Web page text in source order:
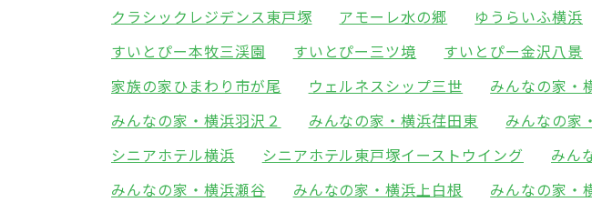
クラシックレジデンス東戸塚
アモーレ水の郷 ゆうらいふ横浜
すいとぴー本牧三渓園
すいとぴー三ツ境 すいとぴー金沢八景
家族の家ひまわり市が尾
ウェルネスシップ三世 みんなの家・
みんなの家・横浜羽沢２
みんなの家・横浜荏田東 みんなの家
シニアホテル横浜
シニアホテル東戸塚イーストウイング みん
みんなの家・横浜瀬谷
みんなの家・横浜上白根 みんなの家・